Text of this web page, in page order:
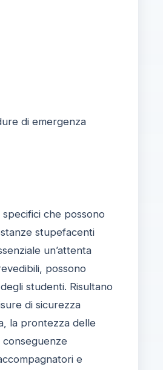
di emergenza
che possono
stupefacenti
un’attenta
possono
studenti. Risultano
di sicurezza
la prontezza delle
e